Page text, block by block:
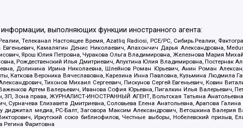
выполняющих функции иностранного агента:
Телеканал Настоящее Время, Azatliq Radiosi, PCE/PC, Сибирь.Реалии,
Камалягин Денис Николаевич, Апахончич Дарья Александровна,
Ярош Юлия Петровна, Чуракова Ольга Владимировна, Железнова Мария
Рождественский Илья Дмитриевич, Апухтина Юлия Владимировна, Постернак
Долинина Ирина Николаевна, Шлейнов Роман Юрьевич, Анин Роман
Каткова Вероника Вячеславовна, Карезина Инна Павловна, Кузьмина
Тихонов Михаил Сергеевич, Пискунов Сергей Евгеньевич, Ковин
Артем Валерьевич, Иванова София Юрьевна, Пигалкин Илья Валерьевич,
ЗП, Зона права, ЖУРНАЛИСТ-ИНОСТРАННЫЙ АГЕНТ, Вольтская Татьяна
Сурначева Елизавета Дмитриевна, Соловьева Елена Анатольевна, Арапова
медиа, РС-Балт, Заговора Максим Александрович, Ветошкина Валерия
Иркутский союз библиофилов, Честные выборы, Нобелевский призыв,
Регина Фаритовна